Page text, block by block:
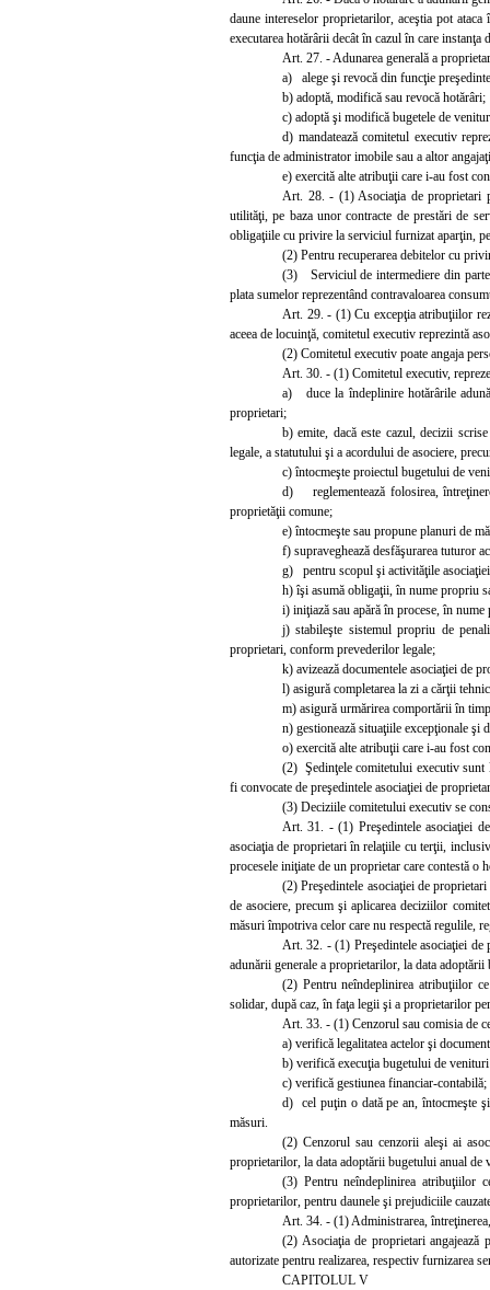
daune intereselor proprietarilor, aceştia pot
executarea hotărârii decât în cazul în care instanţa
Art. 27. - Adunarea generală a
a) alege şi revocă din funcţie
b) adoptă, modifică sau revocă hotărâri;
c) adoptă şi modifică bugetele de
d) mandatează comitetul executiv
funcţia de administrator imobile sau a altor
e) exercită alte atribuţii care i-au fost
Art. 28. - (1) Asociaţia de proprietari
utilităţi, pe baza unor contracte de prestări de
obligaţiile cu privire la serviciul furnizat aparţin,
(2) Pentru recuperarea debitelor cu
(3) Serviciul de intermediere din
plata sumelor reprezentând contravaloarea
Art. 29. - (1) Cu excepţia atribuţiilor
aceea de locuinţă, comitetul executiv reprezintă
(2) Comitetul executiv poate angaja
Art. 30. - (1) Comitetul executiv,
a) duce la îndeplinire hotărârile
proprietari;
b) emite, dacă este cazul, decizii
legale, a statutului şi a acordului de asociere,
c) întocmeşte proiectul bugetului de
d) reglementează folosirea,
proprietăţii comune;
e) întocmeşte sau propune planuri de
f) supraveghează desfăşurarea tuturor
g) pentru scopul şi activităţile asociaţiei
h) îşi asumă obligaţii, în nume propriu
i) iniţiază sau apără în procese, în
j) stabileşte sistemul propriu de
proprietari, conform prevederilor legale;
k) avizează documentele asociaţiei de
l) asigură completarea la zi a cărţii
m) asigură urmărirea comportării în
n) gestionează situaţiile excepţionale şi
o) exercită alte atribuţii care i-au fost
(2) Şedinţele comitetului executiv sunt
fi convocate de preşedintele asociaţiei de
(3) Deciziile comitetului executiv se
Art. 31. - (1) Preşedintele asociaţiei
asociaţia de proprietari în relaţiile cu terţii,
procesele iniţiate de un proprietar care contestă o
(2) Preşedintele asociaţiei de
de asociere, precum şi aplicarea deciziilor
măsuri împotriva celor care nu respectă regulile,
Art. 32. - (1) Preşedintele asociaţiei
adunării generale a proprietarilor, la data
(2) Pentru neîndeplinirea atribuţiilor
solidar, după caz, în faţa legii şi a proprietarilor
Art. 33. - (1) Cenzorul sau comisia de
a) verifică legalitatea actelor şi
b) verifică execuţia bugetului de
c) verifică gestiunea financiar-contabilă;
d) cel puţin o dată pe an, întocmeşte
măsuri.
(2) Cenzorul sau cenzorii aleşi ai
proprietarilor, la data adoptării bugetului anual de
(3) Pentru neîndeplinirea atribuţiilor
proprietarilor, pentru daunele şi prejudiciile
Art. 34. - (1) Administrarea,
(2) Asociaţia de proprietari angajează
autorizate pentru realizarea, respectiv furnizarea
CAPITOLUL V